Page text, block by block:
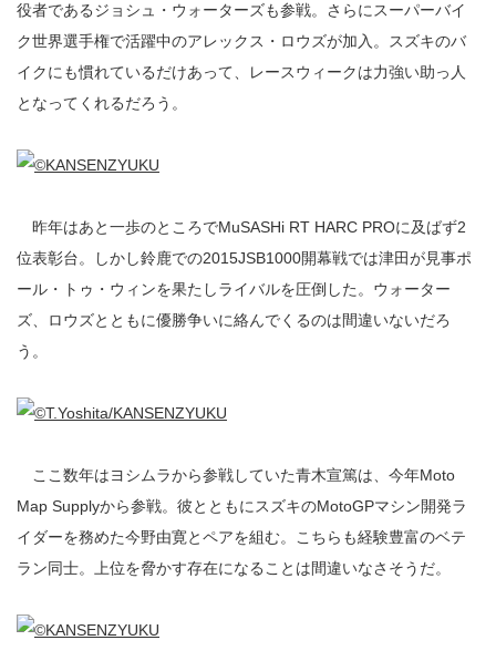
役者であるジョシュ・ウォーターズも参戦。さらにスーパーバイ
ク世界選手権で活躍中のアレックス・ロウズが加入。スズキのバ
イクにも慣れているだけあって、レースウィークは力強い助っ人
となってくれるだろう。
昨年はあと一歩のところでMuSASHi RT HARC PROに及ばず2
位表彰台。しかし鈴鹿での2015JSB1000開幕戦では津田が見事ポ
ール・トゥ・ウィンを果たしライバルを圧倒した。ウォーター
ズ、ロウズとともに優勝争いに絡んでくるのは間違いないだろ
う。
ここ数年はヨシムラから参戦していた青木宣篤は、今年Moto
Map Supplyから参戦。彼とともにスズキのMotoGPマシン開発ラ
イダーを務めた今野由寛とペアを組む。こちらも経験豊富のベテ
ラン同士。上位を脅かす存在になることは間違いなさそうだ。